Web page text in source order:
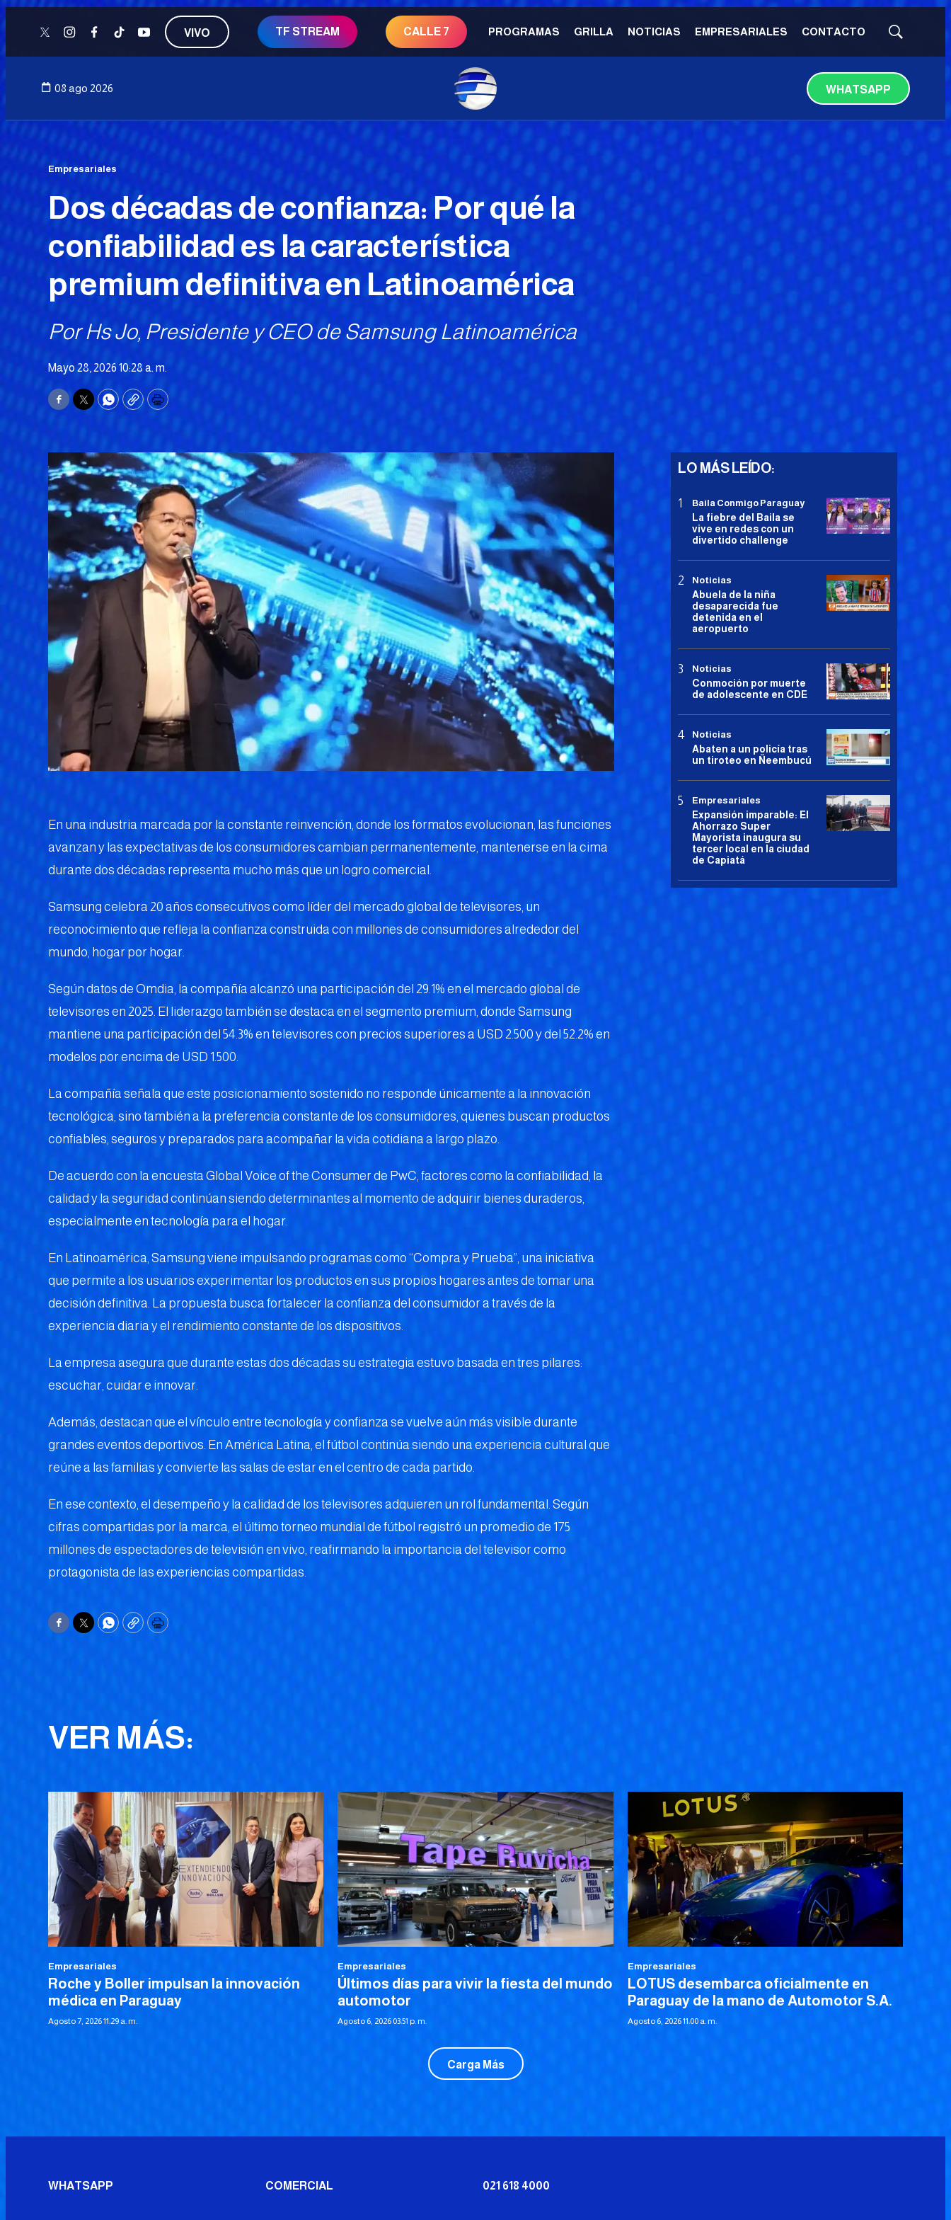
twitterinstagram
facebook
tiktokyoutubeVIVO TF STREAM CALLE 7 PROGRAMAS GRILLA NOTICIAS EMPRESARIALES CONTACTO
Mostrar
08 ago 2026 WHATSAPP
Empresariales
Dos décadas de confianza: Por qué la
confiabilidad es la característica
premium definitiva en Latinoamérica
Por Hs Jo, Presidente y CEO de Samsung Latinoamérica
Mayo 28, 2026 10:28 a. m.
Facebook
TwitterWhatsApp
CopyPrint
En una industria marcada por la constante reinvención, donde los formatos evolucionan, las funciones
avanzan y las expectativas de los consumidores cambian permanentemente, mantenerse en la cima
durante dos décadas representa mucho más que un logro comercial.
Samsung celebra 20 años consecutivos como líder del mercado global de televisores, un
reconocimiento que refleja la confianza construida con millones de consumidores alrededor del
mundo, hogar por hogar.
Según datos de Omdia, la compañía alcanzó una participación del 29.1% en el mercado global de
televisores en 2025. El liderazgo también se destaca en el segmento premium, donde Samsung
mantiene una participación del 54.3% en televisores con precios superiores a USD 2.500 y del 52.2% en
modelos por encima de USD 1.500.
La compañía señala que este posicionamiento sostenido no responde únicamente a la innovación
tecnológica, sino también a la preferencia constante de los consumidores, quienes buscan productos
confiables, seguros y preparados para acompañar la vida cotidiana a largo plazo.
De acuerdo con la encuesta Global Voice of the Consumer de PwC, factores como la confiabilidad, la
calidad y la seguridad continúan siendo determinantes al momento de adquirir bienes duraderos,
especialmente en tecnología para el hogar.
En Latinoamérica, Samsung viene impulsando programas como “Compra y Prueba”, una iniciativa
que permite a los usuarios experimentar los productos en sus propios hogares antes de tomar una
decisión definitiva. La propuesta busca fortalecer la confianza del consumidor a través de la
experiencia diaria y el rendimiento constante de los dispositivos.
La empresa asegura que durante estas dos décadas su estrategia estuvo basada en tres pilares:
escuchar, cuidar e innovar.
Además, destacan que el vínculo entre tecnología y confianza se vuelve aún más visible durante
grandes eventos deportivos. En América Latina, el fútbol continúa siendo una experiencia cultural que
reúne a las familias y convierte las salas de estar en el centro de cada partido.
En ese contexto, el desempeño y la calidad de los televisores adquieren un rol fundamental. Según
cifras compartidas por la marca, el último torneo mundial de fútbol registró un promedio de 175
millones de espectadores de televisión en vivo, reafirmando la importancia del televisor como
protagonista de las experiencias compartidas.
Facebook
TwitterWhatsApp
CopyPrint
LO MÁS LEÍDO:
Baila Conmigo Paraguay
La fiebre del Baila se
vive en redes con un
divertido challenge
Noticias
Abuela de la niña
desaparecida fue
detenida en el
aeropuerto
Noticias
Conmoción por muerte
de adolescente en CDE
Noticias
Abaten a un policía tras
un tiroteo en Ñeembucú
Empresariales
Expansión imparable: El
Ahorrazo Super
Mayorista inaugura su
tercer local en la ciudad
de Capiatá
VER MÁS:
Empresariales
Roche y Boller impulsan la innovación
médica en Paraguay
Agosto 7, 2026 11:29 a. m.
Empresariales
Últimos días para vivir la fiesta del mundo
automotor
Agosto 6, 2026 03:51 p. m.
Empresariales
LOTUS desembarca oficialmente en
Paraguay de la mano de Automotor S.A.
Agosto 6, 2026 11:00 a. m.
Carga Más
WHATSAPP COMERCIAL 021 618 4000